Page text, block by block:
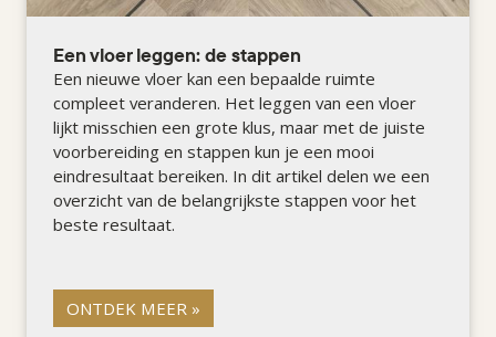
Een vloer leggen: de stappen
Een nieuwe vloer kan een bepaalde ruimte
compleet veranderen. Het leggen van een vloer
lijkt misschien een grote klus, maar met de juiste
voorbereiding en stappen kun je een mooi
eindresultaat bereiken. In dit artikel delen we een
overzicht van de belangrijkste stappen voor het
beste resultaat.
ONTDEK MEER »